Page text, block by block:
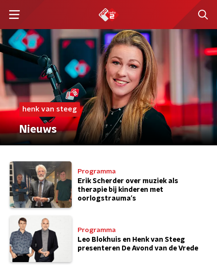
henk van steeg
Nieuws
Programma
Erik Scherder over muziek als
therapie bij kinderen met
oorlogstrauma's
Programma
Leo Blokhuis en Henk van Steeg
presenteren De Avond van de Vrede